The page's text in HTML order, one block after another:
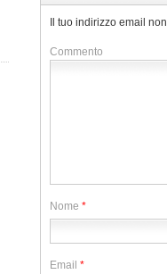
Il tuo indirizzo email
Commento
Nome *
Email *